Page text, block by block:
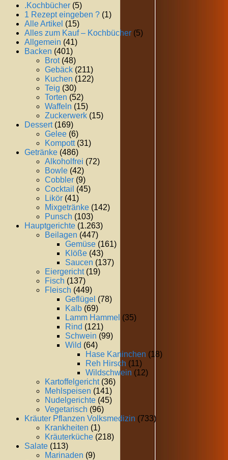
.Kochbücher (5)
1 Rezept eingeben ? (1)
Alle Artikel (15)
Alles zum Kauf – Kochbücher (5)
Allgemein (41)
Backen (401)
Brot(48)
Gebäck (211)
Kuchen (122)
Teig (30)
Torten (52)
Waffeln (15)
Zuckerwerk (15)
Dessert(169)
Gelee (6)
Kompott(31)
Getränke (486)
Alkoholfrei (72)
Bowle (42)
Cobbler (9)
Cocktail (45)
Likör (41)
Mixgetränke (142)
Punsch (103)
Hauptgerichte (1.263)
Beilagen (447)
Gemüse (161)
Klöße (43)
Saucen (137)
Eiergericht(19)
Fisch (137)
Fleisch (449)
Geflügel (78)
Kalb (69)
Lamm Hammel (35)
Rind (121)
Schwein (99)
Wild (64)
Hase Kaninchen (18)
Reh Hirsch (11)
Wildschwein (12)
Kartoffelgericht(36)
Mehlspeisen (141)
Nudelgerichte (45)
Vegetarisch (96)
Kräuter Pflanzen Volksmedizin (733)
Krankheiten (1)
Kräuterküche (218)
Salate (113)
Marinaden (9)